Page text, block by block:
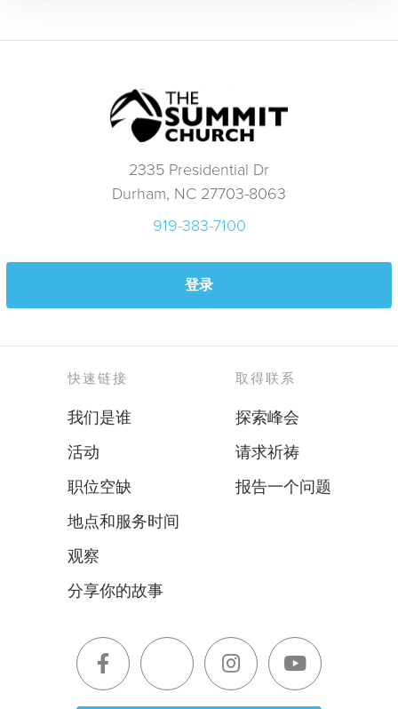
2335 Presidential Dr
Durham, NC 27703-8063
919-383-7100
登录
快速链接
我们是谁
活动
职位空缺
地点和服务时间
观察
分享你的故事
取得联系
探索峰会
请求祈祷
报告一个问题